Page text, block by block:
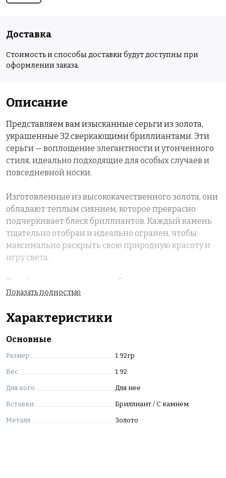
Доставка
Стоимость и способы доставки будут доступны при
оформлении заказа.
Описание
Представляем вам изысканные серьги из золота,
украшенные 32 сверкающими бриллиантами. Эти
серьги — воплощение элегантности и утонченного
стиля, идеально подходящие для особых случаев и
повседневной носки.
Изготовленные из высококачественного золота, они
обладают теплым сиянием, которое прекрасно
подчеркивает блеск бриллиантов. Каждый камень
тщательно отобран и идеально огранен, чтобы
максимально раскрыть свою природную красоту и
игру света.
Дизайн серьег сочетает в себе классические и
современные элементы, что делает их
любой наряд — от вечернего платья до делового
Эти серьги станут не только великолепным
Вставки изделия: 32 Бр Кр-57 0,175Ct 4/6
Показать полностью
Характеристики
Основные
Размер 1.92гр
Вес 1.92
Для кого Для нее
Вставки Бриллиант / С камнем
Металл Золото